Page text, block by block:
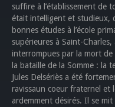
suffire à l’établissement de
était intelligent et studieux,
bonnes études à l’école
supérieures à Saint-
interrompues par la mort
la bataille de la Somme : la
Jules Delsériès a été
ravissaun coeur fraternel et
ardemment désirés. Il se